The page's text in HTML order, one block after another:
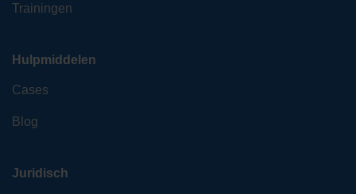
Trainingen
Hulpmiddelen
Cases
Blog
Juridisch